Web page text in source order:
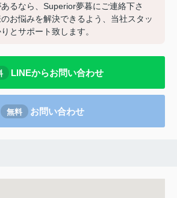
るなら、Superior夢暮にご連絡下さ
お悩みを解決できるよう、当社スタッ
とサポート致します。
LINEからお問い合わせ
無料 お問い合わせ